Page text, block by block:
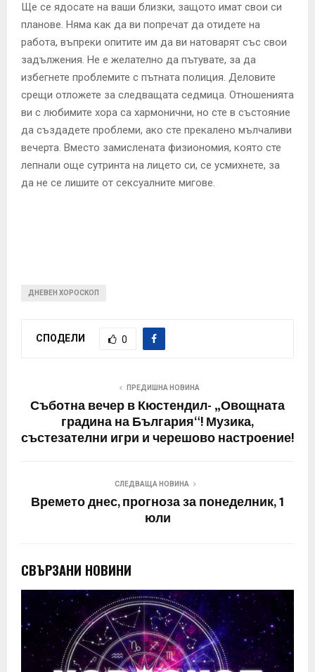
Ще се ядосате на ваши близки, защото имат свои си
планове. Няма как да ви попречат да отидете на
работа, въпреки опитите им да ви натоварят със свои
задължения. Не е желателно да пътувате, за да
избегнете проблемите с пътната полиция. Деловите
срещи отложете за следващата седмица. Отношенията
ви с любимите хора са хармонични, но сте в състояние
да създадете проблеми, ако сте прекалено мълчаливи
вечерта. Вместо замислената физиономия, която сте
лепнали още сутринта на лицето си, се усмихнете, за
да не се лишите от сексуалните мигове.
ДНЕВЕН ХОРОСКОП
СПОДЕЛИ 0
ПРЕДИШНА НОВИНА
Съботна вечер в Кюстендил- „Овощната
градина на България“! Музика,
състезателни игри и черешово настроение!
СЛЕДВАЩА НОВИНА
Времето днес, прогноза за понеделник, 1
юли
СВЪРЗАНИ НОВИНИ